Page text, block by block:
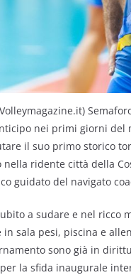
nei primi giorni del
il suo primo storico
ridente città della
guidato del navigato
a sudare e nel ricco
sala pesi, piscina e
sono già in
la sfida inaugurale